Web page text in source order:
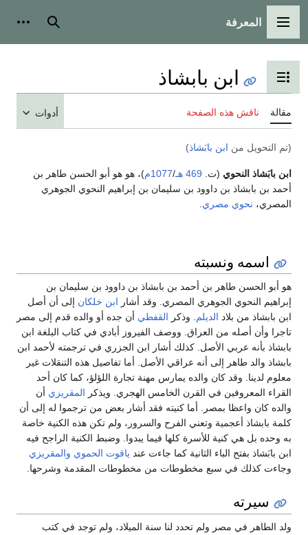
القائمة الرئيسية
المعرفة بحث
تبديل عرض جدول المحتويات
ابن بابشاذ
مقالة ناقش هذه الصفحة أدوات
(تم التحويل من ابن بابَشاذ)
ابن بابَشاذ النحوي (ت. 469 هـ /1077م
)، هو هو أبو الحسن طاهر بن
أحمد بن بابشاذ بن داوود بن سليمان بن إبراهيم النحوي الجوهري
المصري، نحوي مصري
اسمه ونسبته
هو أبو الحسن طاهر بن أحمد بن بابشاذ بن داوود بن سليمان بن
إبراهيم النحوي الجوهري المصري. وقد أشار ابن خلكان إلى أن أصل
ابن بابشاذ من بلاد الديلم. وذكر القفطي أن جده أو والده قدم إلى مصر
تاجرا وأن أصله من العراق. ووصف الفيروز أبادي في كتاب البلغة ابن
بابشاذ بأنه عربي الأصل. كذلك أشار ابن الجزري في ترجمته لأحمد ابن
بابشاذ والد طاهر إلى أنه عراقي الأصل. أما تفاصيل هذه التنقلات غير
معلوم لدينا. وقد كان والده يمارس مهنة تجارة اللؤلؤ، كما كان أحد
القراء المعروفين في القرن الخامس الهجري. ويذكر المقريزي أن
والده كان واعظا بمصر. أما كنيته فقد أشار بعض من ترجموا له إلى أن
كلمة بابشاذ أعجمية وتعني الفرح والسرور، ولم تكن هذه الكنية خاصة
به وحده بل هي كنية للأسرة كلها فيما يبدوا. وضبط الكنية الراجح فيه
ابن بابَشاذ بفتح الباء الثانية كما جاءت عند ياقوت الحموي والمقريزي
وجاءت كذلك في سبع مخطوطات من مخطوطات المقدمة وشرحها.
سيرته
ولد الطاهر في مصر ولم تحدد لنا سنة الميلاد، ولم توجد في كتب